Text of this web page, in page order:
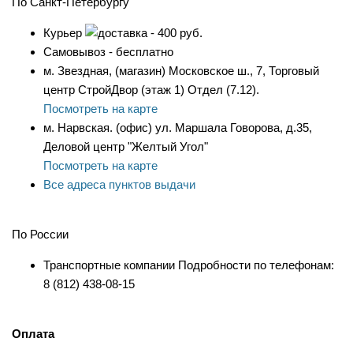
Курьер
- 400 руб.
Самовывоз - бесплатно
м. Звездная, (магазин) Московское ш., 7, Торговый
центр СтройДвор (этаж 1) Отдел (7.12).
Посмотреть на карте
м. Нарвская. (офис) ул. Маршала Говорова, д.35,
Деловой центр "Желтый Угол"
Посмотреть на карте
Все адреса пунктов выдачи
По России
Транспортные компании Подробности по телефонам:
8 (812) 438-08-15
Оплата